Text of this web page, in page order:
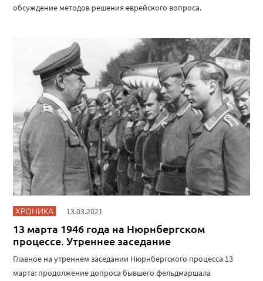
обсуждение методов решения еврейского вопроса.
ХРОНИКА 13.03.2021
13 марта 1946 года на Нюрнбергском
процессе. Утреннее заседание
Главное на утреннем заседании Нюрнбергского процесса 13
марта: продолжение допроса бывшего фельдмаршала